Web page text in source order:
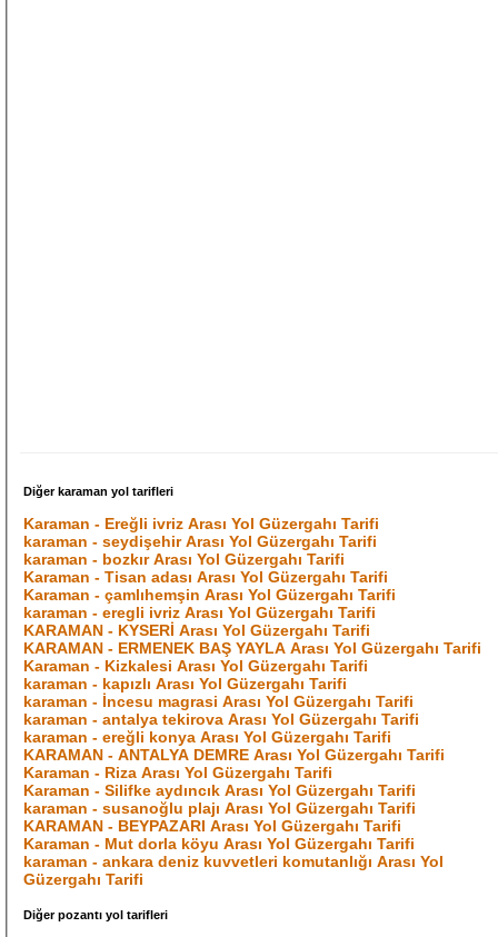
Diğer karaman yol tarifleri
Karaman - Ereğli ivriz Arası Yol Güzergahı Tarifi
karaman - seydişehir Arası Yol Güzergahı Tarifi
karaman - bozkır Arası Yol Güzergahı Tarifi
Karaman - Tisan adası Arası Yol Güzergahı Tarifi
Karaman - çamlıhemşin Arası Yol Güzergahı Tarifi
karaman - eregli ivriz Arası Yol Güzergahı Tarifi
KARAMAN - KYSERİ Arası Yol Güzergahı Tarifi
KARAMAN - ERMENEK BAŞ YAYLA Arası Yol Güzergahı Tarifi
Karaman - Kizkalesi Arası Yol Güzergahı Tarifi
karaman - kapızlı Arası Yol Güzergahı Tarifi
karaman - İncesu magrasi Arası Yol Güzergahı Tarifi
karaman - antalya tekirova Arası Yol Güzergahı Tarifi
karaman - ereğli konya Arası Yol Güzergahı Tarifi
KARAMAN - ANTALYA DEMRE Arası Yol Güzergahı Tarifi
Karaman - Riza Arası Yol Güzergahı Tarifi
Karaman - Silifke aydıncık Arası Yol Güzergahı Tarifi
karaman - susanoğlu plajı Arası Yol Güzergahı Tarifi
KARAMAN - BEYPAZARI Arası Yol Güzergahı Tarifi
Karaman - Mut dorla köyu Arası Yol Güzergahı Tarifi
karaman - ankara deniz kuvvetleri komutanlığı Arası Yol
Güzergahı Tarifi
Diğer pozantı yol tarifleri